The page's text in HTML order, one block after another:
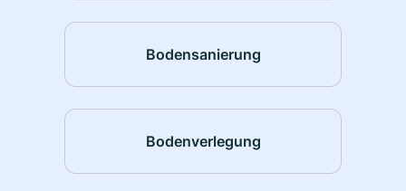
Bodensanierung
Bodenverlegung